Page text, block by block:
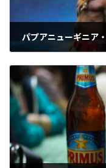
パプアニューギニア